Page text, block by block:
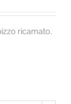
ricamato,